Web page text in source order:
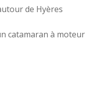
de Hyères
catamaran à moteur